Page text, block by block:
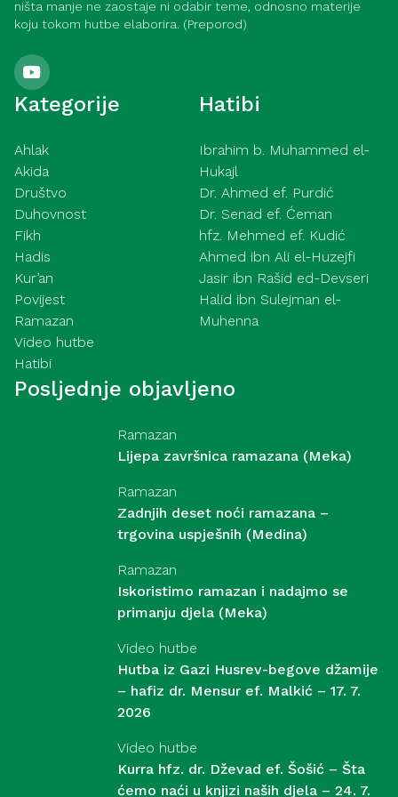
ništa manje ne zaostaje ni odabir teme, odnosno materije
koju tokom hutbe elaborira. (Preporod)
Kategorije
Ahlak
Akida
Društvo
Duhovnost
Fikh
Hadis
Kur’an
Povijest
Ramazan
Video hutbe
Hatibi
Hatibi
Ibrahim b. Muhammed el-
Hukajl
Dr. Ahmed ef. Purdić
Dr. Senad ef. Ćeman
hfz. Mehmed ef. Kudić
Ahmed ibn Ali el-Huzejfi
Jasir ibn Rašid ed-Devseri
Halid ibn Sulejman el-
Muhenna
Posljednje objavljeno
Ramazan
Lijepa završnica ramazana (Meka)
Ramazan
Zadnjih deset noći ramazana –
trgovina uspješnih (Medina)
Ramazan
Iskoristimo ramazan i nadajmo se
primanju djela (Meka)
Video hutbe
Hutba iz Gazi Husrev-begove džamije
– hafiz dr. Mensur ef. Malkić – 17. 7.
2026
Video hutbe
Kurra hfz. dr. Dževad ef. Šošić – Šta
ćemo naći u knjizi naših djela – 24. 7.